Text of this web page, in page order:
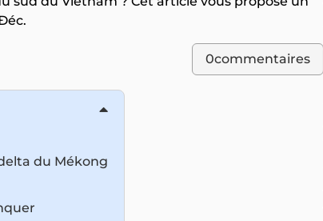
0commentaires
du Mékong